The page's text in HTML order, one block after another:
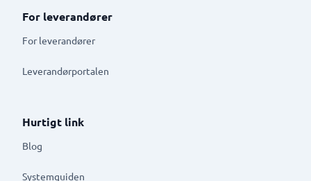
For leverandører
For leverandører
Leverandørportalen
Hurtigt link
Blog
Systemguiden